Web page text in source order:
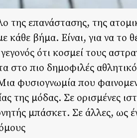
της επανάστασης, της
κάθε βήμα. Είναι, για να το
ότι κοσμεί τους
στο πιο δημοφιλές
φυσιογνωμία που
της μόδας. Σε ορισμένες
μπάσκετ. Σε άλλες, ως